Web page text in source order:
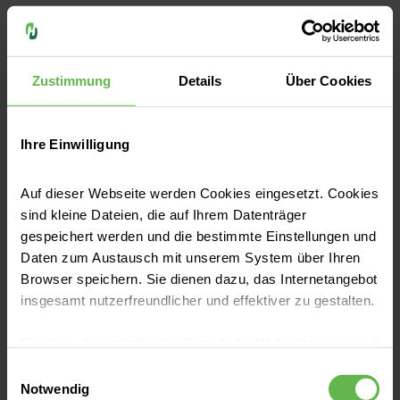
Zustimmung Details Über Cookies
Ihre Einwilligung
Auf dieser Webseite werden Cookies eingesetzt. Cookies
sind kleine Dateien, die auf Ihrem Datenträger
gespeichert werden und die bestimmte Einstellungen und
Daten zum Austausch mit unserem System über Ihren
Browser speichern. Sie dienen dazu, das Internetangebot
insgesamt nutzerfreundlicher und effektiver zu gestalten.
eingesetzt werden.
Notwendig
Wir erwarten
Zuverlässigkeit und Pünktlichkeit für ein
gemeinsames Arbeiten
Höflichkeit
Meinungen und Inhalten
Ehrlichkeit für eine vertrauensvolle
Beziehung
Sorgfalt gegenüber Aufgaben, Material
Rolle als Auszubildenden und ihren